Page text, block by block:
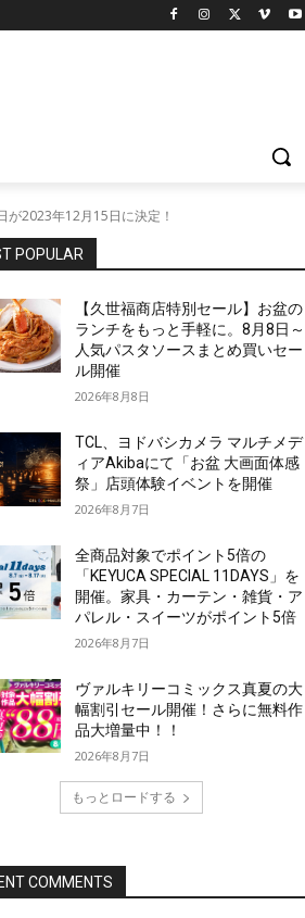
2023年12月15日に決定！
POPULAR
【久世福商店特別セール】お盆の
ランチをもっと手軽に。8月8日～
人気パスタソースまとめ買いセー
ル開催
2026年8月8日
TCL、ヨドバシカメラ マルチメデ
ィアAkibaにて「お盆 大画面体感
祭」店頭体験イベントを開催
2026年8月7日
全商品対象でポイント5倍の
「KEYUCA SPECIAL 11DAYS」を
開催。家具・カーテン・雑貨・ア
パレル・スイーツがポイント5倍
2026年8月7日
ヴァルキリーコミックス真夏の大
幅割引セール開催！さらに無料作
品大増量中！！
2026年8月7日
もっとロードする
COMMENTS